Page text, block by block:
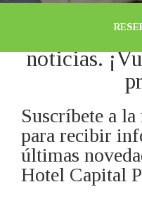
Por el
noticias.
Suscríbete a
para recibir
últimas
Hotel Capital